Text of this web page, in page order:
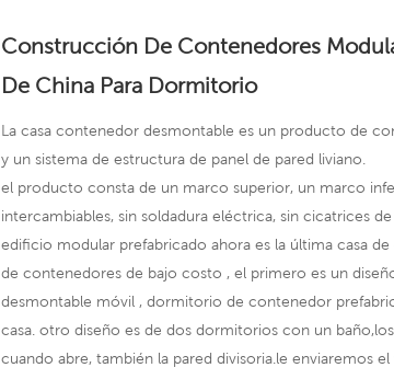
Construcción De Contenedores
De China Para Dormitorio
La casa contenedor desmontable es un producto de
y un sistema de estructura de panel de pared liviano.
el producto consta de un marco superior, un marco
intercambiables, sin soldadura eléctrica, sin cicatrices
edificio modular prefabricado ahora es la última casa
de contenedores de bajo costo , el primero es un
desmontable móvil , dormitorio de contenedor
casa. otro diseño es de dos dormitorios con un
cuando abre, también la pared divisoria.le enviaremos